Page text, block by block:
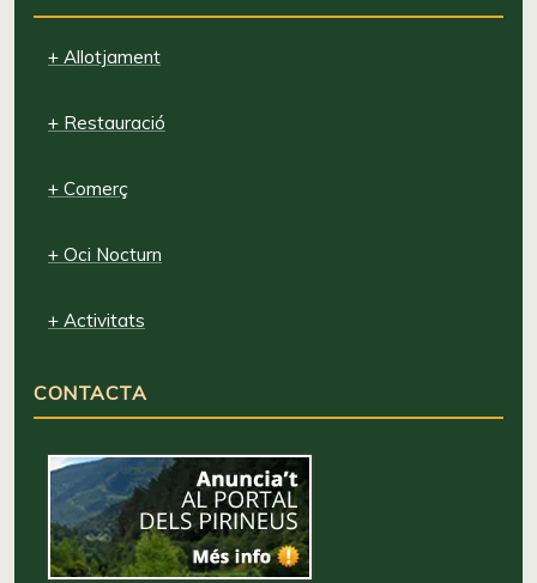
+ Allotjament
+ Restauració
+ Comerç
+ Oci Nocturn
+ Activitats
CONTACTA